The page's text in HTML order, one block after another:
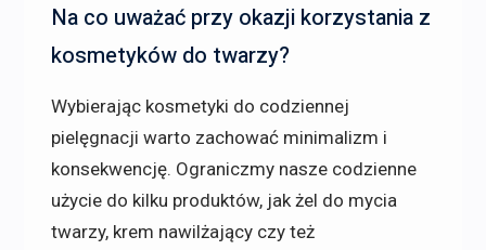
Na co uważać przy okazji korzystania z
kosmetyków do twarzy?
Wybierając kosmetyki do codziennej
pielęgnacji warto zachować minimalizm i
konsekwencję. Ograniczmy nasze codzienne
użycie do kilku produktów, jak żel do mycia
twarzy, krem nawilżający czy też